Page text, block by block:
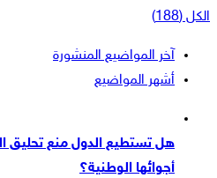
الكل (188)
آخر المواضيع المنشورة
أشهر المواضيع
هل تستطيع الدول منع تحليق
أجوائها الوطنية؟